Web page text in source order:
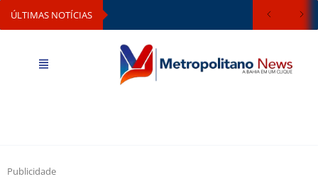
ÚLTIMAS NOTÍCIAS
Publicidade